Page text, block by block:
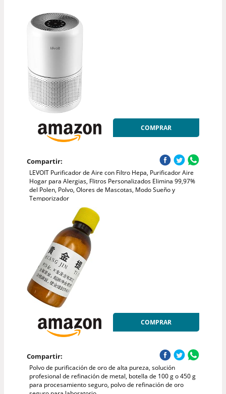
COMPRAR
Compartir:
LEVOIT Purificador de Aire con Filtro Hepa, Purificador Aire
Hogar para Alergias, Flitros Personalizados Elimina 99,97%
del Polen, Polvo, Olores de Mascotas, Modo Sueño y
Temporizador
COMPRAR
Compartir:
Polvo de purificación de oro de alta pureza, solución
profesional de refinación de metal, botella de 100 g o 450 g
para procesamiento seguro, polvo de refinación de oro